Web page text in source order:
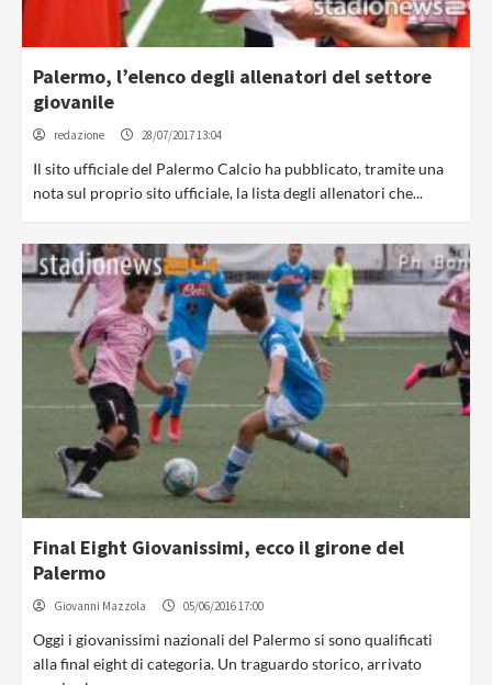
Palermo, l’elenco degli allenatori del settore
giovanile
redazione 28/07/2017 13:04
Il sito ufficiale del Palermo Calcio ha pubblicato, tramite una
nota sul proprio sito ufficiale, la lista degli allenatori che...
Final Eight Giovanissimi, ecco il girone del
Palermo
Giovanni Mazzola 05/06/2016 17:00
Oggi i giovanissimi nazionali del Palermo si sono qualificati
alla final eight di categoria. Un traguardo storico, arrivato